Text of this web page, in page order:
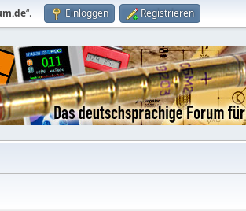
“. Einloggen Registrieren